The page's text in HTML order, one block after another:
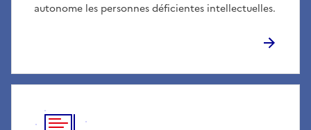
autonome les personnes déficientes intellectuelles.